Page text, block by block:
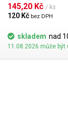
Nabízíme nástavce
hustší kapaliny je
jsou všechny
145,20 Kč / ks
120 Kč bez DPH
skladem nad
11.08.2026 může být